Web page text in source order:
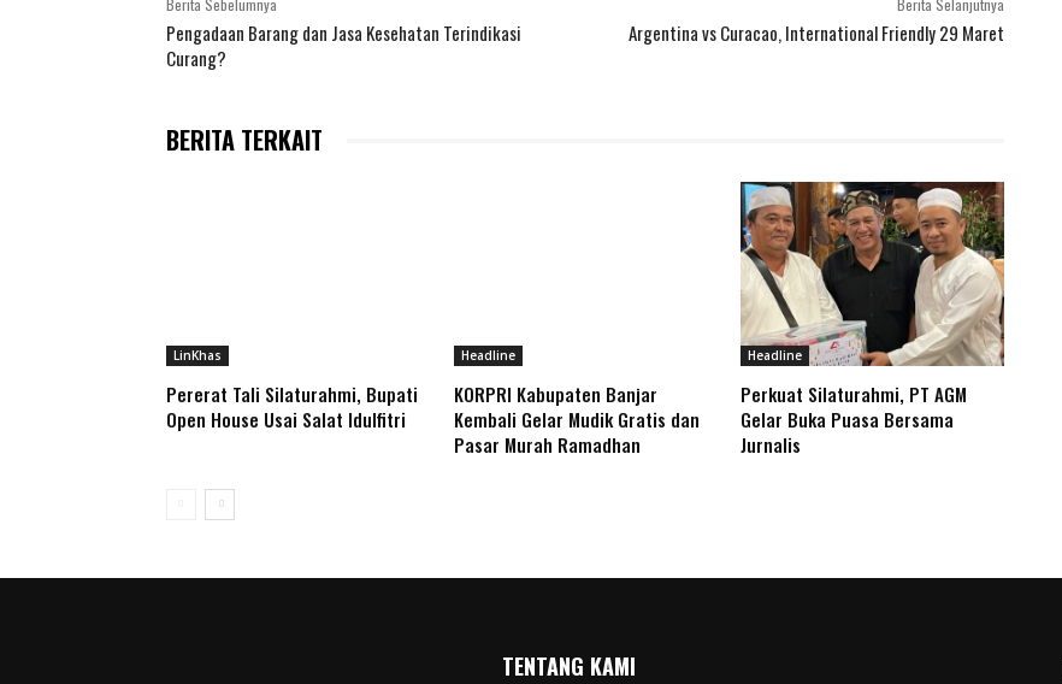
Berita Sebelumnya
Pengadaan Barang dan Jasa Kesehatan Terindikasi
Curang?
Berita Selanjutnya
Argentina vs Curacao, International Friendly 29 Maret
BERITA TERKAIT
LinKhas
Pererat Tali Silaturahmi, Bupati
Open House Usai Salat Idulfitri
Headline
KORPRI Kabupaten Banjar
Kembali Gelar Mudik Gratis dan
Pasar Murah Ramadhan
Headline
Perkuat Silaturahmi, PT AGM
Gelar Buka Puasa Bersama
Jurnalis
TENTANG KAMI